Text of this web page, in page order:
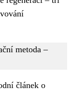
metoda –
článek o